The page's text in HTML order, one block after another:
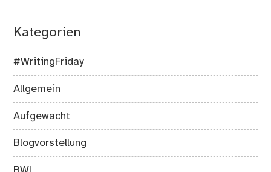
Kategorien
#WritingFriday
Allgemein
Aufgewacht
Blogvorstellung